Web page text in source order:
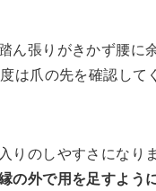
ん張りがきかず腰に
は爪の先を確認して
りのしやすさになり
の外で用を足すよう